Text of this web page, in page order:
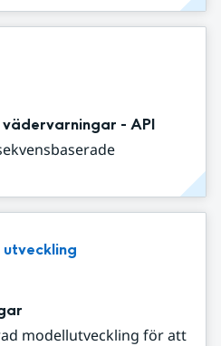
- API
utveckling
modellutveckling för att